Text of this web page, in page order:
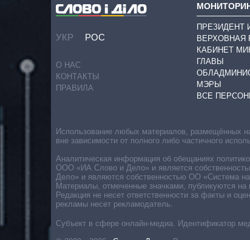
УКР РОС
О НАС
КОНТАКТЫ
ПРАВИЛА
ПРЕЗИДЕНТ
ВЕРХОВНАЯ
КАБИНЕТ
ГЛАВЫ
МЭРЫ
ВСЕ
Субъект в сфере онлайн-медиа. Идентификатор
Использование любых материалов, размещённых
вне зависимости от полного либо частичного
Аналитическая информация об обещаниях
ООО «ИА Слово и Дело» и является
Дело» и являются собственностью ОО «Система
Материалы, отмеченные значками, публикуются
Редакция не несет ответственности за факты и
рекламы несет рекламодатель.